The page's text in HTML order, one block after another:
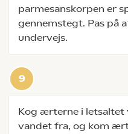
parmesanskorpen er
gennemstegt. Pas på
undervejs.
Kog ærterne i letsaltet
vandet fra, og kom